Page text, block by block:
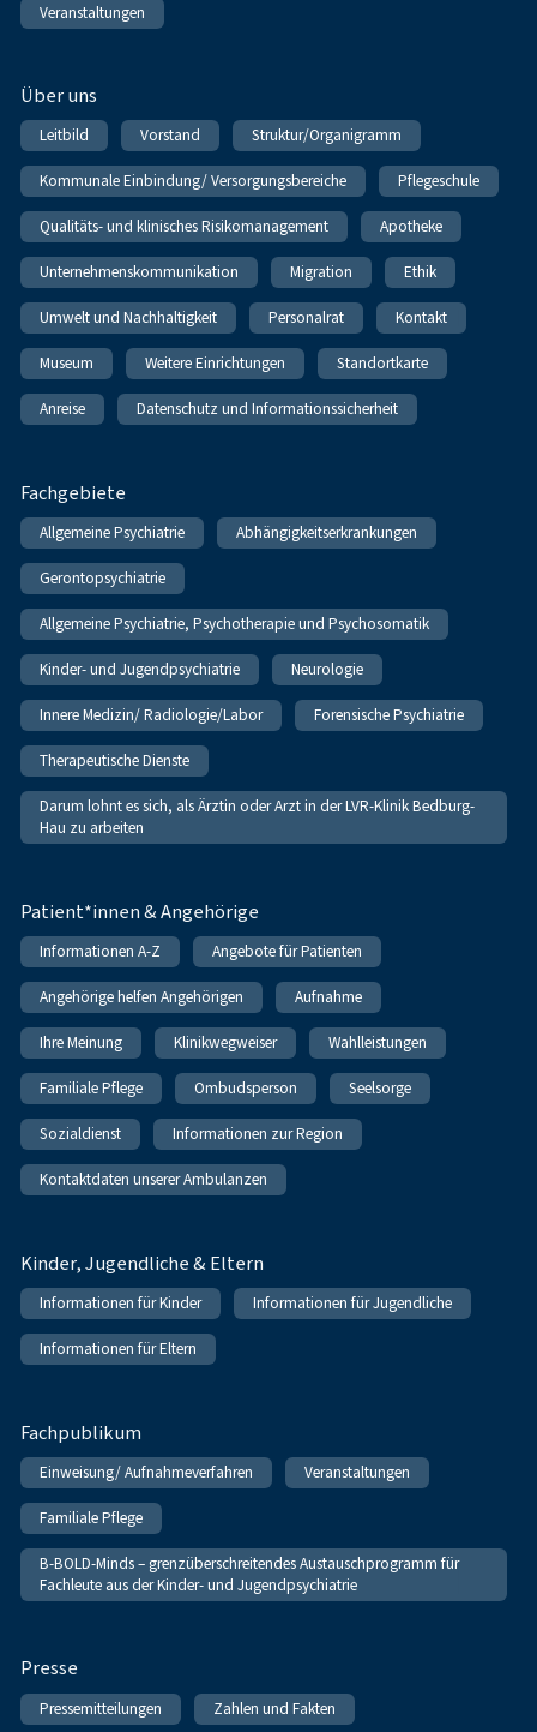
Veranstaltungen
Über uns
Leitbild Vorstand Struktur/Organigramm
Kommunale Einbindung/ Versorgungsbereiche Pflegeschule
Qualitäts- und klinisches Risikomanagement Apotheke
Unternehmenskommunikation Migration Ethik
Umwelt und Nachhaltigkeit Personalrat Kontakt
Museum Weitere Einrichtungen Standortkarte
Anreise Datenschutz und Informationssicherheit
Fachgebiete
Allgemeine Psychiatrie Abhängigkeitserkrankungen
Gerontopsychiatrie
Allgemeine Psychiatrie, Psychotherapie und Psychosomatik
Kinder- und Jugendpsychiatrie Neurologie
Innere Medizin/ Radiologie/Labor Forensische Psychiatrie
Therapeutische Dienste
Darum lohnt es sich, als Ärztin oder Arzt in der LVR-Klinik Bedburg-
Hau zu arbeiten
Patient*innen & Angehörige
Informationen A-Z Angebote für Patienten
Angehörige helfen Angehörigen Aufnahme
Ihre Meinung Klinikwegweiser Wahlleistungen
Familiale Pflege Ombudsperson Seelsorge
Sozialdienst Informationen zur Region
Kontaktdaten unserer Ambulanzen
Kinder, Jugendliche & Eltern
Informationen für Kinder Informationen für Jugendliche
Informationen für Eltern
Fachpublikum
Einweisung/ Aufnahmeverfahren Veranstaltungen
Familiale Pflege
B-BOLD-Minds – grenzüberschreitendes Austauschprogramm für
Fachleute aus der Kinder- und Jugendpsychiatrie
Presse
Pressemitteilungen Zahlen und Fakten